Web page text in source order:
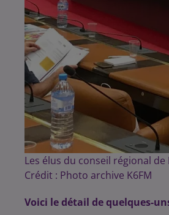
Les élus du conseil régional
Crédit : Photo archive K6FM
Voici le détail de quelques-